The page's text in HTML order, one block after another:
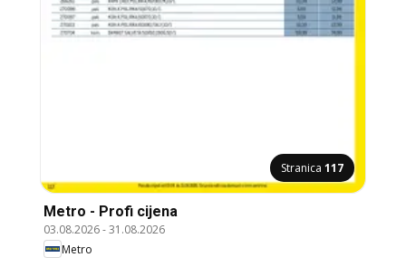
Stranica 117
Metro - Profi cijena
03.08.2026-31.08.2026
Metro